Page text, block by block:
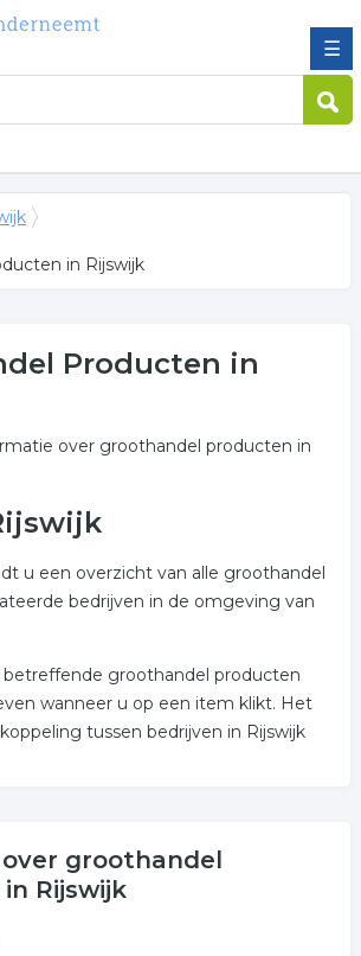
☰
in Rijswijk
Producten in
over groothandel producten in
u een overzicht van alle groothandel
bedrijven in de omgeving van
groothandel producten
wanneer u op een item klikt. Het
tussen bedrijven in Rijswijk
groothandel
Rijswijk